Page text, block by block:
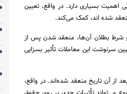
بسیاری دارد. در واقع، تعیین
شده اند، کمک می‌کند.
کرده و شرط بطلان آن‌ها، منعقد شدن پس از
سرنوشت این معاملات تأثیر بسزایی
از آن تاریخ منعقد شده‌اند. در واقع،